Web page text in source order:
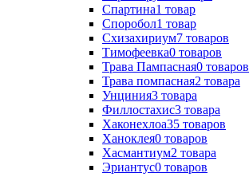
Спартина1 товар
Споробол1 товар
Схизахириум7 товаров
Тимофеевка0 товаров
Трава Пампасная0 товаров
Трава помпасная2 товара
Унциния3 товара
Филлостахис3 товара
Хаконехлоа35 товаров
Ханоклея0 товаров
Хасмантиум2 товара
Эриантус0 товаров